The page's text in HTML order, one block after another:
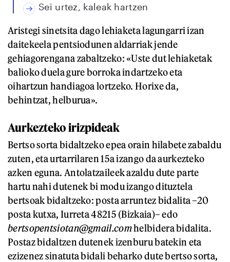
Sei urtez, kaleak hartzen
Aristegi sinetsita dago lehiaketa lagungarri izan
daitekeela pentsiodunen aldarriak jende
gehiagorengana zabaltzeko: «Uste dut lehiaketak
balioko duela gure borroka indartzeko eta
oihartzun handiagoa lortzeko. Horixe da,
behintzat, helburua».
Aurkezteko irizpideak
Bertso sorta bidaltzeko epea orain hilabete zabaldu
zuten, eta urtarrilaren 15a izango da aurkezteko
azken eguna. Antolatzaileek azaldu dute parte
hartu nahi dutenek bi modu izango dituztela
bertsoak bidaltzeko: posta arruntez bidalita –20
posta kutxa, Iurreta 48215 (Bizkaia)– edo
bertsopentsiotan@gmail.comhelbidera bidalita.
Postaz bidaltzen dutenek izenburu batekin eta
ezizenez sinatuta bidali beharko dute bertso sorta,